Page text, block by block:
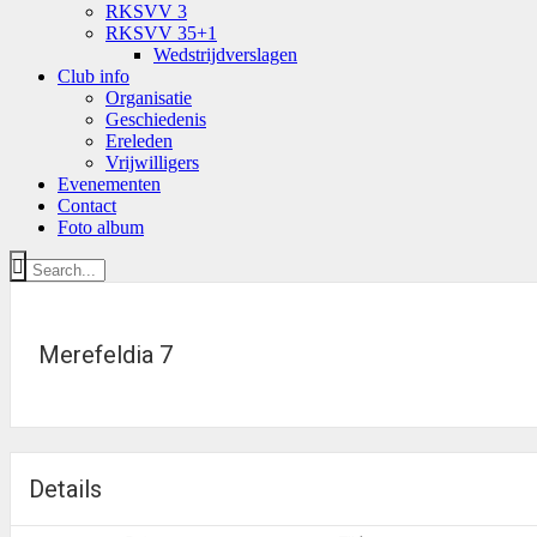
RKSVV 3
RKSVV 35+1
Wedstrijdverslagen
Club info
Organisatie
Geschiedenis
Ereleden
Vrijwilligers
Evenementen
Contact
Foto album
Merefeldia 7
Details